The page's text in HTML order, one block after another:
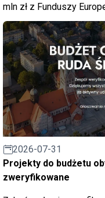
mln zł z Funduszy
2026-07-31
Projekty do budżetu
zweryfikowane